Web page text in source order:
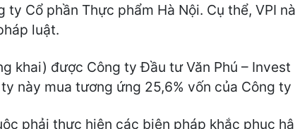
ty Cổ phần Thực phẩm Hà Nội. Cụ thể, VPI
luật.
khai) được Công ty Đầu tư Văn Phú –
này mua tương ứng 25,6% vốn của Công
phải thực hiện các biện pháp khắc phục